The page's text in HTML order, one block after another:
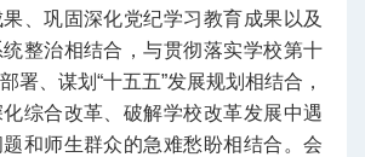
、巩固深化党纪学习教育成果以及
整治相结合，与贯彻落实学校第十
署、谋划“十五五”发展规划相结合，
综合改革、破解学校改革发展中遇
和师生群众的急难愁盼相结合。 会